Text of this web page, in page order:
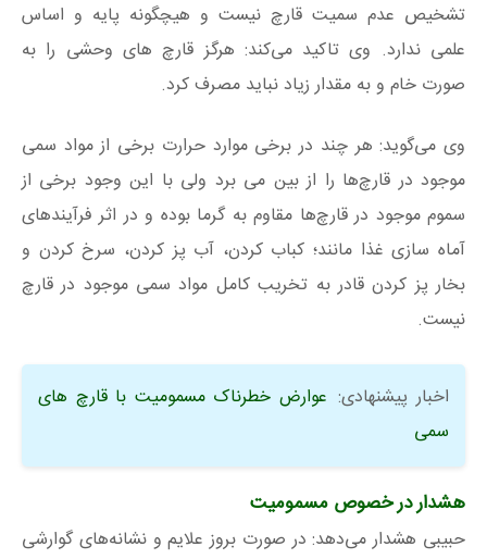
تشخیص عدم سمیت قارچ نیست و هیچگونه پایه و اساس
علمی ندارد. وی تاکید می‌کند: هرگز قارچ‌ های وحشی را به
صورت خام و به مقدار زیاد نباید مصرف کرد.
وی می‌گوید: هر چند در برخی موارد حرارت برخی از مواد سمی
موجود در قارچ‌ها را از بین می برد ولی با این وجود برخی از
سموم موجود در قارچ‌ها مقاوم به گرما بوده و در اثر فرآیندهای
آماه سازی غذا مانند؛ کباب کردن، آب پز کردن، سرخ کردن و
بخار پز کردن قادر به تخریب کامل مواد سمی موجود در قارچ
نیست.
اخبار پیشنهادی: عوارض خطرناک مسمومیت با قارچ های
سمی
هشدار در خصوص مسمومیت
حبیبی هشدار می‌دهد: در صورت بروز علایم و نشانه‌های گوارشی